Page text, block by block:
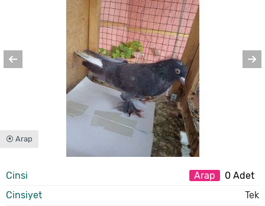
⦿ Arap
Cinsi Arap
0 Adet
Cinsiyet
Tek